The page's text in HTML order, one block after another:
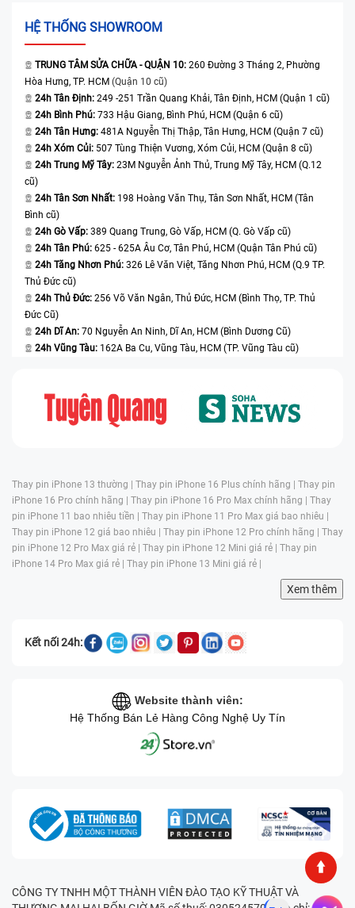
HỆ THỐNG SHOWROOM
TRUNG TÂM SỬA CHỮA - QUẬN 10: 260 Đường 3 Tháng 2, Phường
Hòa Hưng, TP. HCM (Quận 10 cũ)
24h Tân Định: 249 -251 Trần Quang Khải, Tân Định, HCM (Quận 1 cũ)
24h Bình Phú: 733 Hậu Giang, Bình Phú, HCM (Quận 6 cũ)
24h Tân Hưng: 481A Nguyễn Thị Thập, Tân Hưng, HCM (Quận 7 cũ)
24h Xóm Củi: 507 Tùng Thiện Vương, Xóm Củi, HCM (Quận 8 cũ)
24h Trung Mỹ Tây: 23M Nguyễn Ảnh Thủ, Trung Mỹ Tây, HCM (Q.12
cũ)
24h Tân Sơn Nhất: 198 Hoàng Văn Thụ, Tân Sơn Nhất, HCM (Tân
Bình cũ)
24h Gò Vấp: 389 Quang Trung, Gò Vấp, HCM (Q. Gò Vấp cũ)
24h Tân Phú: 625 - 625A Âu Cơ, Tân Phú, HCM (Quận Tân Phú cũ)
24h Tăng Nhơn Phú: 326 Lê Văn Việt, Tăng Nhơn Phú, HCM (Q.9 TP.
Thủ Đức cũ)
24h Thủ Đức: 256 Võ Văn Ngân, Thủ Đức, HCM (Bình Thọ, TP. Thủ
Đức Cũ)
24h Dĩ An: 70 Nguyễn An Ninh, Dĩ An, HCM (Bình Dương Cũ)
24h Vũng Tàu: 162A Ba Cu, Vũng Tàu, HCM (TP. Vũng Tàu cũ)
Thay pin iPhone 13 thường | Thay pin iPhone 16 Plus chính hãng | Thay pin
iPhone 16 Pro chính hãng | Thay pin iPhone 16 Pro Max chính hãng | Thay
pin iPhone 11 bao nhiêu tiền | Thay pin iPhone 11 Pro Max giá bao nhiêu |
Thay pin iPhone 12 giá bao nhiêu | Thay pin iPhone 12 Pro chính hãng | Thay
pin iPhone 12 Pro Max giá rẻ | Thay pin iPhone 12 Mini giá rẻ | Thay pin
iPhone 14 Pro Max giá rẻ | Thay pin iPhone 13 Mini giá rẻ |
Xem thêm
Kết nối 24h:
Website thành viên:
Hệ Thống Bán Lẻ Hàng Công Nghệ Uy Tín
CÔNG TY TNHH MỘT THÀNH VIÊN ĐÀO TẠO KỸ THUẬT VÀ